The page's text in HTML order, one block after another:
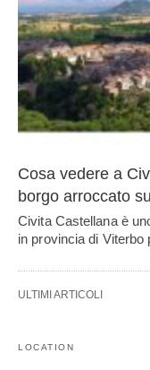
Cosa vedere a
borgo arroccato
Civita Castellana è
in provincia di
ULTIMI ARTICOLI
LOCATION